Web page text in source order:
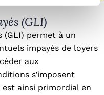
(GLI)
(GLI) permet à un
impayés de loyers
aux
s’imposent
ainsi primordial en